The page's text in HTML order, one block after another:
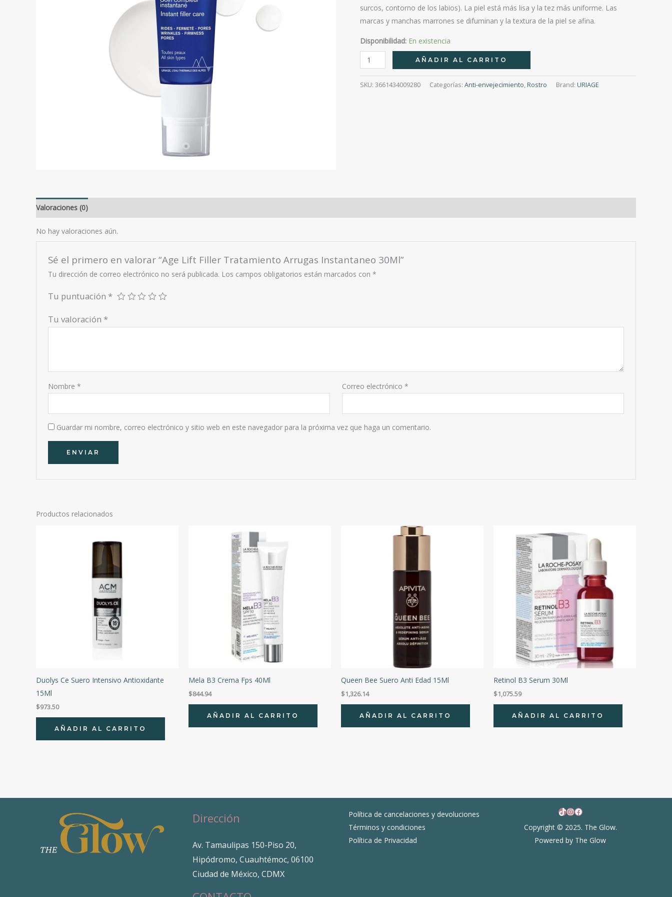
surcos, contorno de los labios). La piel está más lisa y la tez más uniforme. Las
marcas y manchas marrones se difuminan y la textura de la piel se afina.
Disponibilidad: En existencia
Age
Lift
Filler
AÑADIR AL CARRITO
SKU: 3661434009280 Categorías: Anti-envejecimiento,Rostro Brand: URIAGE
Valoraciones (0)
No hay valoraciones aún.
Sé el primero en valorar “Age Lift Filler Tratamiento Arrugas Instantaneo 30Ml”
Tu dirección de correo electrónico no será publicada. Los campos obligatorios están marcados con*
Tu puntuación *
Tu valoración *
Nombre* Correo electrónico *
Guardar mi nombre, correo electrónico y sitio web en este navegador para la próxima vez que haga un comentario.
Productos relacionados
Duolys Ce Suero Intensivo Antioxidante
15Ml
$973.50
AÑADIR AL CARRITO
Mela B3 Crema Fps 40Ml
$844.94
AÑADIR AL CARRITO
Queen Bee Suero Anti Edad 15Ml
$1,326.14
AÑADIR AL CARRITO
Retinol B3 Serum 30Ml
$1,075.59
AÑADIR AL CARRITO
Dirección
Av. Tamaulipas 150-Piso 20,
Hipódromo, Cuauhtémoc, 06100
Ciudad de México, CDMX
Política de cancelaciones y devoluciones
Términos y condiciones
Política de Privacidad
TikTok
Instagram
Facebook
Copyright © 2025. The Glow.
Powered by The Glow